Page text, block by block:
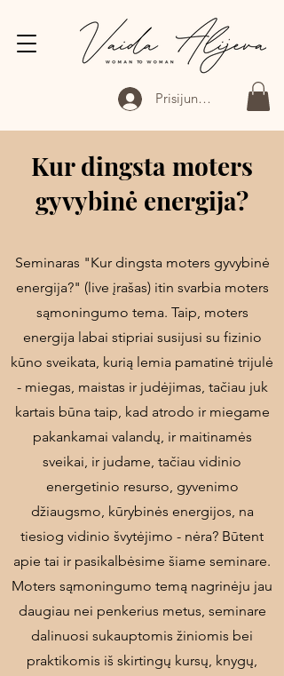
Prisijungti
Kur dingsta moters
gyvybinė energija?
Seminaras "Kur dingsta moters gyvybinė
energija?" (live įrašas) itin svarbia moters
sąmoningumo tema. Taip, moters
energija labai stipriai susijusi su fizinio
kūno sveikata, kurią lemia pamatinė trijulė
- miegas, maistas ir judėjimas, tačiau juk
kartais būna taip, kad atrodo ir miegame
pakankamai valandų, ir maitinamės
sveikai, ir judame, tačiau vidinio
energetinio resurso, gyvenimo
džiaugsmo, kūrybinės energijos, na
tiesiog vidinio švytėjimo - nėra? Būtent
apie tai ir pasikalbėsime šiame seminare.
Moters sąmoningumo temą nagrinėju jau
daugiau nei penkerius metus, seminare
dalinuosi sukauptomis žiniomis bei
praktikomis iš skirtingų kursų, knygų,